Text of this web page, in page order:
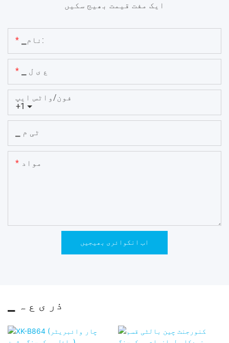
ایک مفت قیمت بھیج سکیں
▁نام:
▁ ع ی ل
+1
فون/واٹس ایپ
▁ ٹی م
مواد
اب انکوائری بھیجیں
▁ ذر ی ع ہ